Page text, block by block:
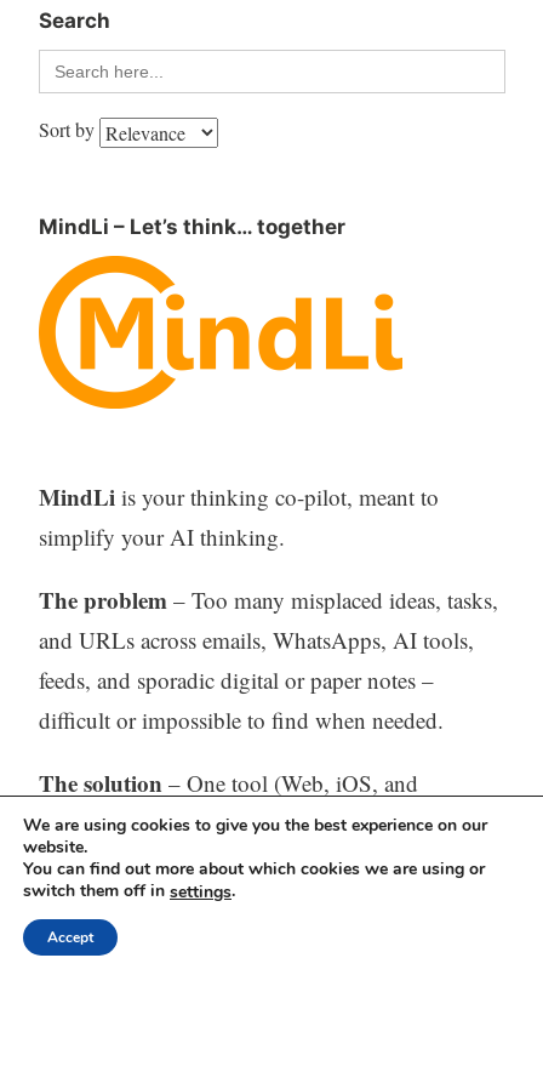
Search
Search
for:
Sort by
MindLi – Let’s think… together
MindLiis your thinking co-pilot, meant to
simplify your AI thinking.
The problem– Too many misplaced ideas, tasks,
and URLs across emails, WhatsApps, AI tools,
feeds, and sporadic digital or paper notes –
difficult or impossible to find when needed.
The solution – One tool (Web, iOS, and
Android) to capture, store, process (with AI) and
find all your thinking.
Visit our website:
We are using cookies to give you the best experience on our
website.
You can find out more about which cookies we are using or
switch them off in settings.
Accept